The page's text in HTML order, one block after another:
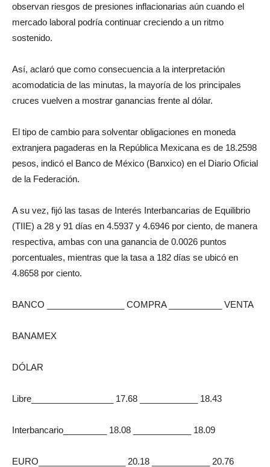
observan riesgos de presiones inflacionarias aún cuando el
mercado laboral podría continuar creciendo a un ritmo
sostenido.
Así, aclaró que como consecuencia a la interpretación
acomodaticia de las minutas, la mayoría de los principales
cruces vuelven a mostrar ganancias frente al dólar.
El tipo de cambio para solventar obligaciones en moneda
extranjera pagaderas en la República Mexicana es de 18.2598
pesos, indicó el Banco de México (Banxico) en el Diario Oficial
de la Federación.
A su vez, fijó las tasas de Interés Interbancarias de Equilibrio
(TIIE) a 28 y 91 días en 4.5937 y 4.6946 por ciento, de manera
respectiva, ambas con una ganancia de 0.0026 puntos
porcentuales, mientras que la tasa a 182 días se ubicó en
4.8658 por ciento.
BANCO ________________ COMPRA ___________ VENTA
BANAMEX
DÓLAR
Libre_________________ 17.68 ____________ 18.43
Interbancario_________ 18.08 ____________ 18.09
EURO__________________ 20.18 ____________ 20.76